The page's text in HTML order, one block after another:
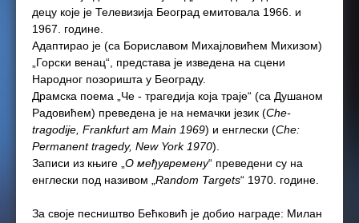
децу које је Телевизија Београд емитовала 1966. и
1967. године.
Адаптирао је (са Бориславом Михајловићем Михизом)
„Горски венац“, представа је изведена на сцени
Народног позоришта у Београду.
Драмска поема „Че - трагедија која траје“ (са Душаном
Радовићем) преведена је на немачки језик (Che-
tragodije, Frankfurt am Main 1969) и енглески (Che:
Permanent tragedy, New York 1970).
Записи из књиге „ О међувремену“ преведени су на
енглески под називом „ Random Targets“ 1970. године.
За своје песништво Бећковић је добио награде: Милан